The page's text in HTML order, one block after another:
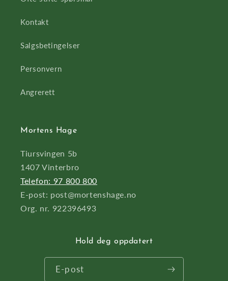
Kontakt
Salgsbetingelser
Personvern
Angrerett
Mortens Hage
Tiursvingen 5b
1407 Vinterbro
Telefon: 97 800 800
E-post: post@mortenshage.no
Org. nr. 922396493
Hold deg oppdatert
E-post